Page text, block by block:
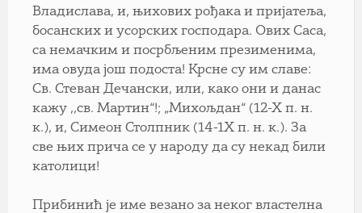
Владислава, и, њихових рођака и пријатеља,
босанских и усорских господара. Ових Саса,
са немачким и посрбљеним презименима,
има овуда још подоста! Крсне су им славе:
Св. Стеван Дечански, или, како они и данас
кажу ,,св. Мартин“!; „Михољдан“ (12-Х п. н.
к.), и, Симеон Столпник (14-1Х п. н. к.). За
све њих прича се у народу да су некад били
католици!
Прибинић је име везано за неког властелна